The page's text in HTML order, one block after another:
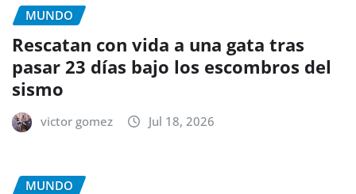
MUNDO
Rescatan con vida a una gata tras
pasar 23 días bajo los escombros del
sismo
victor gomez Jul 18, 2026
MUNDO